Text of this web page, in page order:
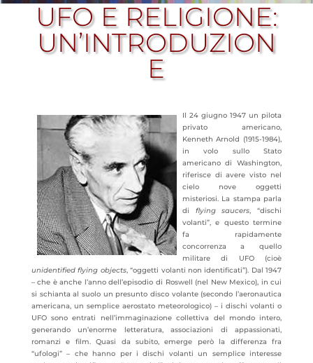
UFO E RELIGIONE:
UN’INTRODUZION
E
Il 24 giugno 1947 un pilota
privato americano,
Kenneth Arnold (1915-1984),
in volo sullo Stato
americano di Washington,
riferisce di avere visto nel
cielo nove oggetti
misteriosi. La stampa parla
di flying saucers, “dischi
volanti”, e questo termine
fa rapidamente
concorrenza a quello
militare di UFO (cioè
unidentified flying objects, “oggetti volanti non identificati”). Dal 1947
– che è anche l’anno dell’episodio di Roswell (nel New Mexico), in cui
si schianta al suolo un presunto disco volante (secondo l’aeronautica
americana, un semplice aerostato meteorologico) – i dischi volanti o
UFO sono entrati nell’immaginazione collettiva del mondo intero,
generando un’enorme letteratura, associazioni di appassionati,
romanzi e film. Quasi da subito, emerge però la differenza fra
“ufologi” – che hanno per i dischi volanti un semplice interesse